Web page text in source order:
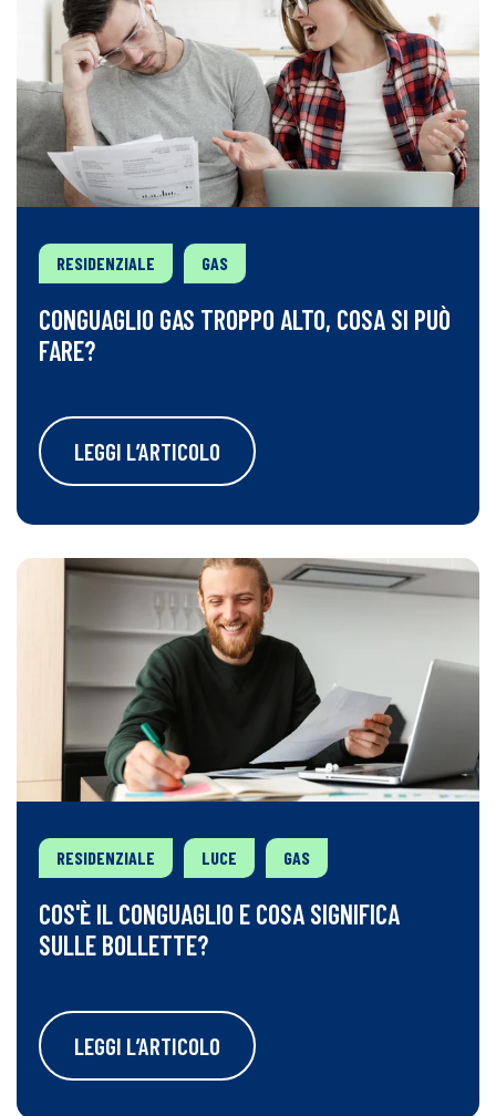
RESIDENZIALE GAS
CONGUAGLIO GAS TROPPO ALTO, COSA SI PUÒ
FARE?
LEGGI L’ARTICOLO
RESIDENZIALE LUCE GAS
COS'È IL CONGUAGLIO E COSA SIGNIFICA
SULLE BOLLETTE?
LEGGI L’ARTICOLO